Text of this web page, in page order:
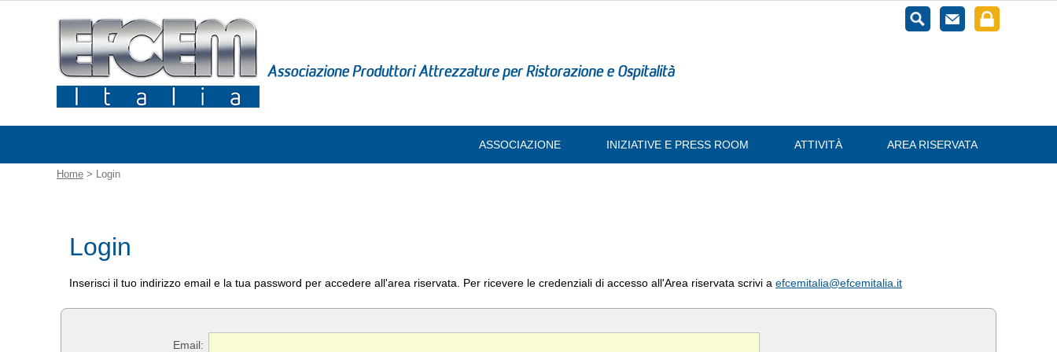
ASSOCIAZIONE INIZIATIVE E PRESS ROOM ATTIVITÀ AREA RISERVATA
Home > Login
Login
Inserisci il tuo indirizzo email e la tua password per accedere all'area riservata. Per ricevere le credenziali di accesso all'Area riservata scrivi a efcemitalia@efcemitalia.it
Email: